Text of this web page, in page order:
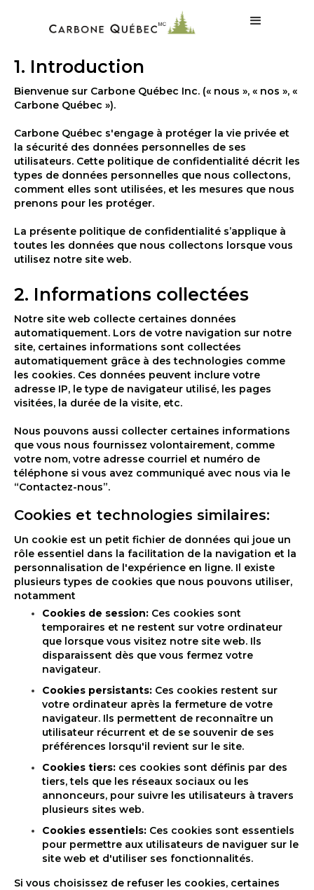
1. Introduction
Bienvenue sur Carbone Québec Inc. (« nous », « nos », «
Carbone Québec »).
Carbone Québec s'engage à protéger la vie privée et
la sécurité des données personnelles de ses
utilisateurs. Cette politique de confidentialité décrit les
types de données personnelles que nous collectons,
comment elles sont utilisées, et les mesures que nous
prenons pour les protéger.
La présente politique de confidentialité s’applique à
toutes les données que nous collectons lorsque vous
utilisez notre site web.
2. Informations collectées
Notre site web collecte certaines données
automatiquement. Lors de votre navigation sur notre
site, certaines informations sont collectées
automatiquement grâce à des technologies comme
les cookies. Ces données peuvent inclure votre
adresse IP, le type de navigateur utilisé, les pages
visitées, la durée de la visite, etc.
Nous pouvons aussi collecter certaines informations
que vous nous fournissez volontairement, comme
votre nom, votre adresse courriel et numéro de
téléphone si vous avez communiqué avec nous via le
“Contactez-nous”.
Cookies et technologies similaires:
Un cookie est un petit fichier de données qui joue un
rôle essentiel dans la facilitation de la navigation et la
personnalisation de l'expérience en ligne. Il existe
plusieurs types de cookies que nous pouvons utiliser,
notamment
Cookies de session: Ces cookies sont
temporaires et ne restent sur votre ordinateur
que lorsque vous visitez notre site web. Ils
disparaissent dès que vous fermez votre
navigateur.
Cookies persistants: Ces cookies restent sur
votre ordinateur après la fermeture de votre
navigateur. Ils permettent de reconnaître un
utilisateur récurrent et de se souvenir de ses
préférences lorsqu'il revient sur le site.
Cookies tiers: ces cookies sont définis par des
tiers, tels que les réseaux sociaux ou les
annonceurs, pour suivre les utilisateurs à travers
plusieurs sites web.
Cookies essentiels: Ces cookies sont essentiels
pour permettre aux utilisateurs de naviguer sur le
site web et d'utiliser ses fonctionnalités.
Si vous choisissez de refuser les cookies, certaines